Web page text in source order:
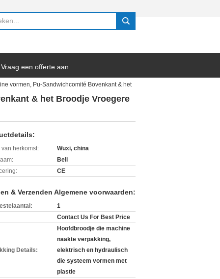
search
Vraag een offerte aan
vormen, Pu-Sandwichcomité Bovenkant & het
& het Broodje Vroegere
van herkomst:
Wuxi, china
Beli
CE
& Verzenden Algemene voorwaarden:
1
Contact Us For Best Price
Details:
Hoofdbroodje die machine
naakte verpakking,
elektrisch en hydraulisch
die systeem vormen met
plastie